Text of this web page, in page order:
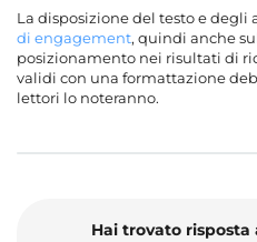
La disposizione del testo e
di engagement, quindi anche
posizionamento nei risultati di
validi con una formattazione
lettori lo noteranno.
Hai trovato